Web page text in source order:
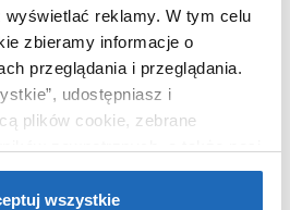
wyświetlać reklamy. W tym celu
zbieramy informacje o
przeglądania i przeglądania.
udostępniasz i
plików cookie, zebrane
chcesz, włącz „Tylko
Pamiętaj jednak, że
wszystkie
1-komorowy
nie
wpuszczony
tak
nie